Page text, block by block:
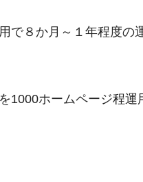
で８か月～１年程度の
1000ホームページ程